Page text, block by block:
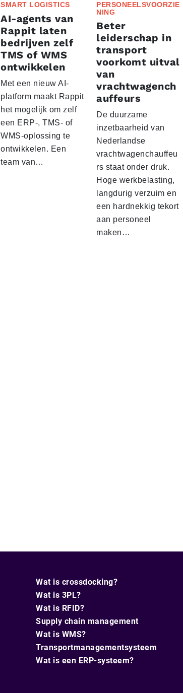
SMART LOGISTICS
AI-agents van
Rappit laten
bedrijven zelf
TMS of WMS
ontwikkelen
Met een nieuw AI-
platform maakt Rappit
het mogelijk om zelf
een ERP-, TMS- of
WMS-oplossing te
ontwikkelen. Een
team van…
PERSONEELSVOORZIE
NING
Beter
leiderschap in
transport
voorkomt uitval
van
vrachtwagench
auffeurs
De duurzame
inzetbaarheid van
Nederlandse
vrachtwagenchauffeu
rs staat onder druk.
Hoge werkbelasting,
langdurig verzuim en
een hardnekkig tekort
aan personeel
maken…
Wat is crossdocking?
Wat is 3PL?
Wat is RFID?
Supply chain management
Wat is WMS?
Transportmanagementsysteem
Wat is een ERP-systeem?